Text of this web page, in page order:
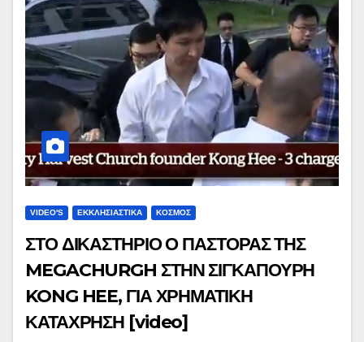
VIDEO'S ΕΚΚΛΗΣΙΑΣΤΙΚΑ ΚΟΣΜΟΣ
ΣΤΟ ΔΙΚΑΣΤΗΡΙΟ Ο ΠΑΣΤΟΡΑΣ ΤΗΣ
MEGACHURGH ΣΤΗΝ ΣΙΓΚΑΠΟΥΡΗ
KONG HEE, ΓΙΑ ΧΡΗΜΑΤΙΚΗ
ΚΑΤΑΧΡΗΣΗ [video]